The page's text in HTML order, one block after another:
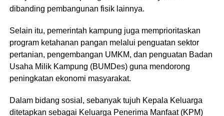
dibanding pembangunan fisik lainnya.
Selain itu, pemerintah kampung juga memprioritaskan
program ketahanan pangan melalui penguatan sektor
pertanian, pengembangan UMKM, dan penguatan Badan
Usaha Milik Kampung (BUMDes) guna mendorong
peningkatan ekonomi masyarakat.
Dalam bidang sosial, sebanyak tujuh Kepala Keluarga
ditetapkan sebagai Keluarga Penerima Manfaat (KPM)